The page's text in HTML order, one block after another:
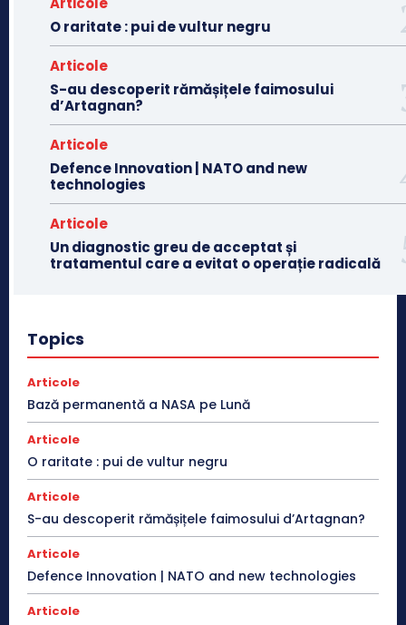
O raritate : pui de vultur negru
Articole
S-au descoperit rămășițele faimosului
d’Artagnan?
Articole
Defence Innovation | NATO and new
technologies
Articole
Un diagnostic greu de acceptat și
tratamentul care a evitat o operație radicală
Topics
Articole
Bază permanentă a NASA pe Lună
Articole
O raritate : pui de vultur negru
Articole
S-au descoperit rămășițele faimosului d’Artagnan?
Articole
Defence Innovation | NATO and new technologies
Articole